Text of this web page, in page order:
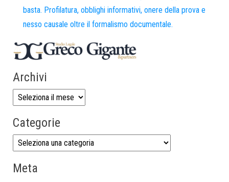
basta. Profilatura, obblighi informativi, onere della prova e
nesso causale oltre il formalismo documentale.
Archivi
Categorie
Meta